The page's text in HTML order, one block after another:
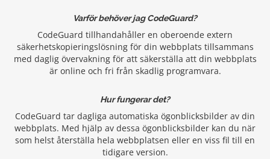
Varför behöver jag CodeGuard?
CodeGuard tillhandahåller en oberoende extern
säkerhetskopieringslösning för din webbplats tillsammans
med daglig övervakning för att säkerställa att din webbplats
är online och fri från skadlig programvara.
Hur fungerar det?
CodeGuard tar dagliga automatiska ögonblicksbilder av din
webbplats. Med hjälp av dessa ögonblicksbilder kan du när
som helst återställa hela webbplatsen eller en viss fil till en
tidigare version.